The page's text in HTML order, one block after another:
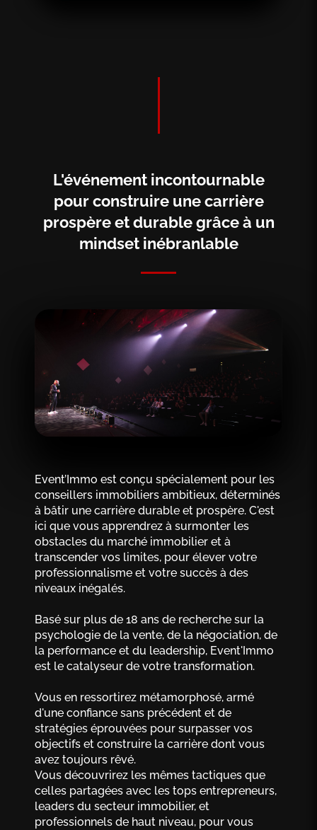
L'événement incontournable
pour construire une carrière
prospère et durable grâce à un
mindset inébranlable
Event’Immo est conçu spécialement pour les
conseillers immobiliers ambitieux, déterminés
à bâtir une carrière durable et prospère. C'est
ici que vous apprendrez à surmonter les
obstacles du marché immobilier et à
transcender vos limites, pour élever votre
professionnalisme et votre succès à des
niveaux inégalés.
Basé sur plus de 18 ans de recherche sur la
psychologie de la vente, de la négociation, de
la performance et du leadership, Event'Immo
est le catalyseur de votre transformation.
Vous en ressortirez métamorphosé, armé
d'une confiance sans précédent et de
stratégies éprouvées pour surpasser vos
objectifs et construire la carrière dont vous
avez toujours rêvé.
Vous découvrirez les mêmes tactiques que
celles partagées avec les tops entrepreneurs,
leaders du secteur immobilier, et
professionnels de haut niveau, pour vous